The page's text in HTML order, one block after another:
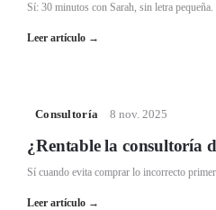
Sí: 30 minutos con Sarah, sin letra
Leer artículo →
Consultoría 8 nov. 2025
¿Rentable la consultoría
Sí cuando evita comprar lo incorrecto
Leer artículo →